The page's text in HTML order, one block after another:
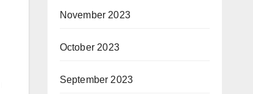
November 2023
October 2023
September 2023